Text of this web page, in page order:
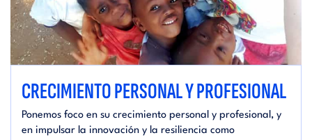
CRECIMIENTO PERSONAL Y PROFESIONAL
Ponemos foco en su crecimiento personal y profesional, y
en impulsar la innovación y la resiliencia como